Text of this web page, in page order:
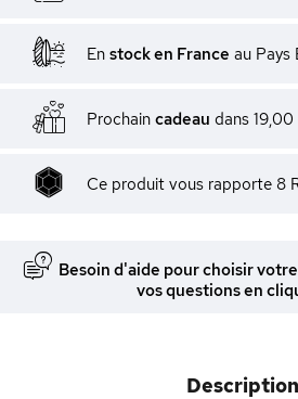
En stock en France au Pays
Prochain cadeau dans
Ce produit vous rapporte 8
Besoin d'aide pour choisir
vos questions en
Description